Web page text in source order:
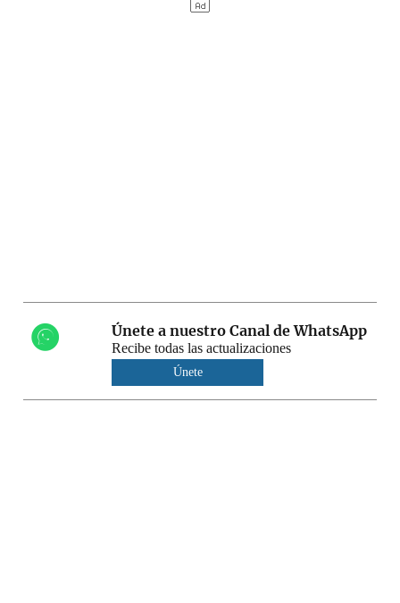
Únete a nuestro Canal de WhatsApp
Recibe todas las actualizaciones
Únete